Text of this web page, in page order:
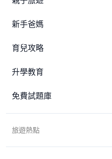
新手爸媽
育兒攻略
升學教育
免費試題庫
旅遊熱點